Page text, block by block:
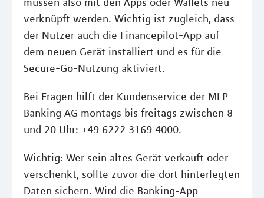
verknüpft werden. Wichtig ist zugleich, dass
der Nutzer auch die Financepilot-App auf
dem neuen Gerät installiert und es für die
Secure-Go-Nutzung aktiviert.
Bei Fragen hilft der Kundenservice der MLP
Banking AG montags bis freitags zwischen 8
und 20 Uhr: +49 6222 3169 4000.
Wichtig: Wer sein altes Gerät verkauft oder
verschenkt, sollte zuvor die dort hinterlegten
Daten sichern. Wird die Banking-App